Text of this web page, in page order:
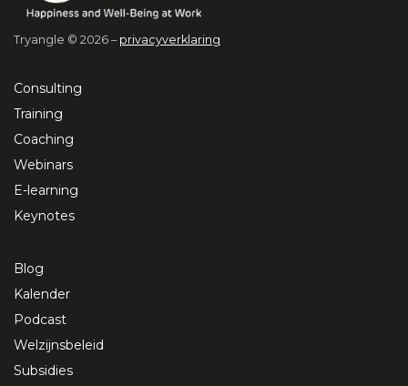
Tryangle © 2026 – privacyverklaring
Consulting
Training
Coaching
Webinars
E-learning
Keynotes
Blog
Kalender
Podcast
Welzijnsbeleid
Subsidies